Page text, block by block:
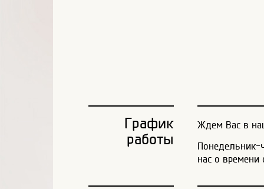
График
работы
Ждем Вас в
Понедельник-
нас о времени